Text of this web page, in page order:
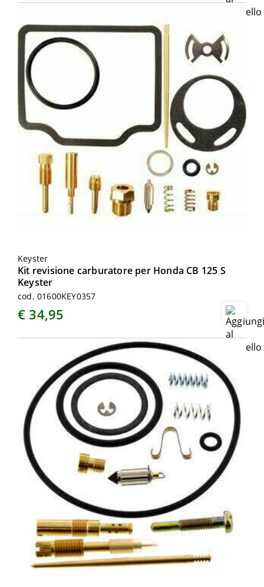
Keyster
Kit revisione carburatore per Honda CB 125 S
Keyster
cod. 01600KEY0357
€ 34,95